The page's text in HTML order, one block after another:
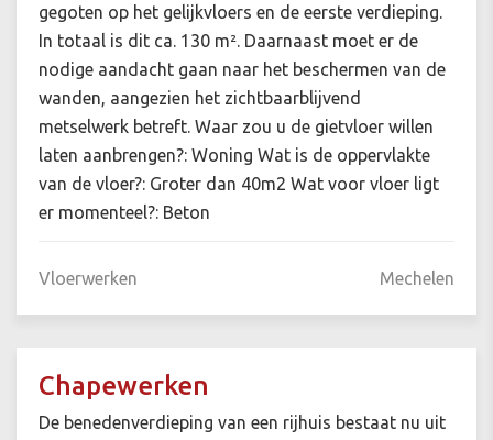
gegoten op het gelijkvloers en de eerste verdieping.
In totaal is dit ca. 130 m². Daarnaast moet er de
nodige aandacht gaan naar het beschermen van de
wanden, aangezien het zichtbaarblijvend
metselwerk betreft. Waar zou u de gietvloer willen
laten aanbrengen?: Woning Wat is de oppervlakte
van de vloer?: Groter dan 40m2 Wat voor vloer ligt
er momenteel?: Beton
Vloerwerken Mechelen
Chapewerken
De benedenverdieping van een rijhuis bestaat nu uit